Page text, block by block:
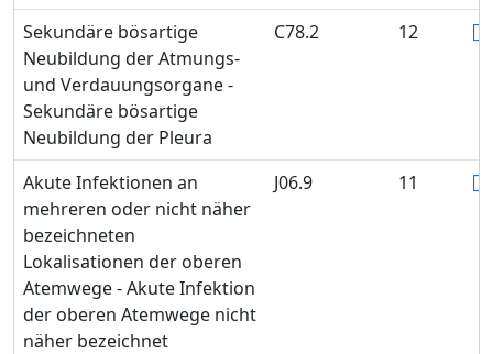
Sekundäre bösartige
Neubildung der Atmungs-
und Verdauungsorgane -
Sekundäre bösartige
Neubildung der Pleura
C78.2 12
Akute Infektionen an
mehreren oder nicht näher
bezeichneten
Lokalisationen der oberen
Atemwege - Akute Infektion
der oberen Atemwege nicht
näher bezeichnet
J06.9 11